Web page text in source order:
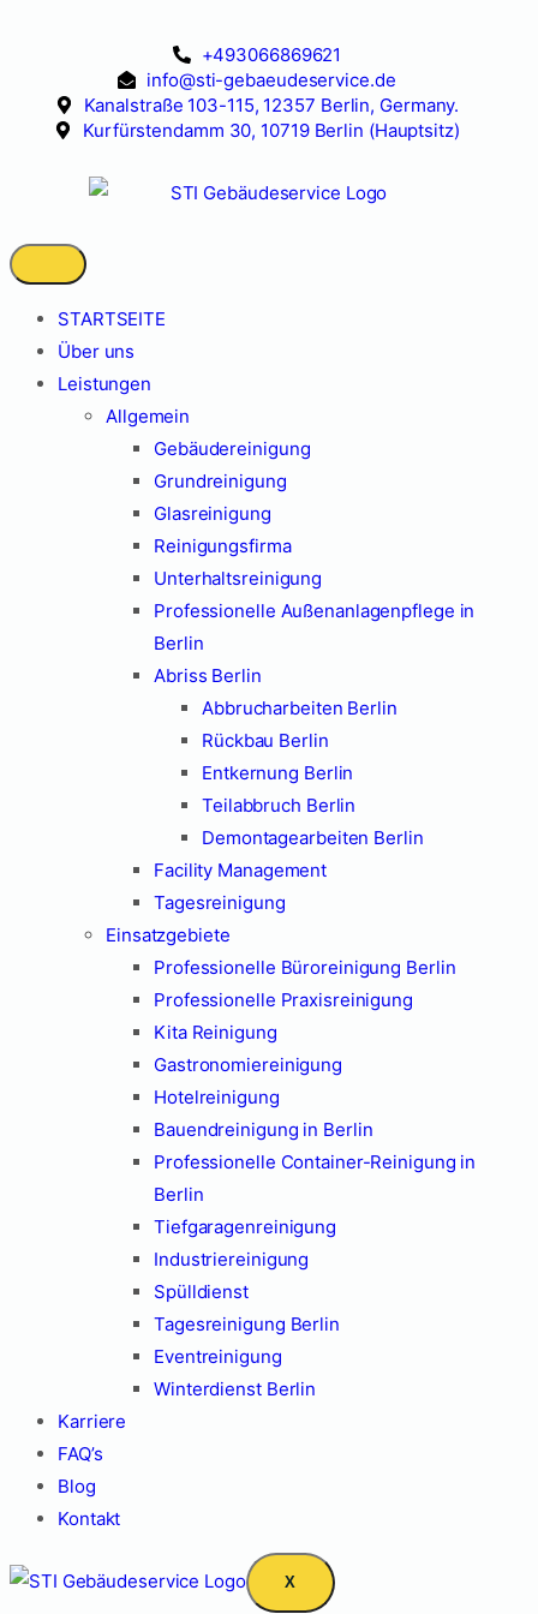
+493066869621
info@sti-gebaeudeservice.de
Kanalstraße 103-115, 12357 Berlin, Germany.
Kurfürstendamm 30, 10719 Berlin (Hauptsitz)
STARTSEITE
Über uns
Leistungen
Allgemein
Gebäudereinigung
Grundreinigung
Glasreinigung
Reinigungsfirma
Unterhaltsreinigung
Professionelle Außenanlagenpflege in
Berlin
Abriss Berlin
Abbrucharbeiten Berlin
Rückbau Berlin
Entkernung Berlin
Teilabbruch Berlin
Demontagearbeiten Berlin
Facility Management
Tagesreinigung
Einsatzgebiete
Professionelle Büroreinigung Berlin
Professionelle Praxisreinigung
Kita Reinigung
Gastronomiereinigung
Hotelreinigung
Bauendreinigung in Berlin
Professionelle Container-Reinigung in
Berlin
Tiefgaragenreinigung
Industriereinigung
Spülldienst
Tagesreinigung Berlin
Eventreinigung
Winterdienst Berlin
Karriere
FAQ’s
Blog
Kontakt
X